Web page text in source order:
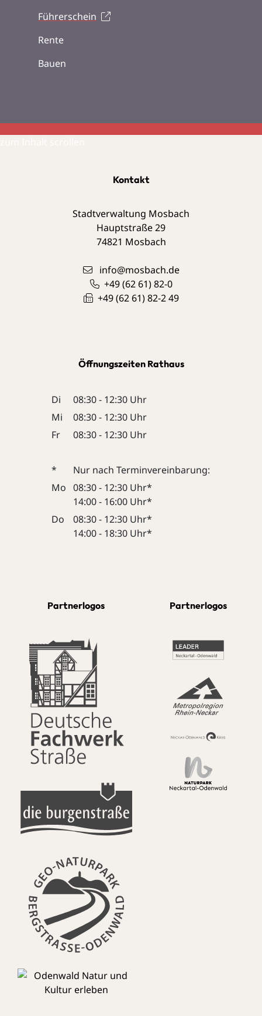
Führerschein
Rente
Bauen
Kontakt
Stadtverwaltung Mosbach
Hauptstraße 29
74821 Mosbach
info@mosbach.de
+49 (62 61) 82-0
+49 (62 61) 82-2 49
Öffnungszeiten Rathaus
Di
08:30 - 12:30 Uhr
Mi
08:30 - 12:30 Uhr
Fr
08:30 - 12:30 Uhr
*
Nur nach Terminvereinbarung:
Mo 08:30 - 12:30 Uhr*
14:00 - 16:00 Uhr*
Do
08:30 - 12:30 Uhr*
14:00 - 18:30 Uhr*
Partnerlogos Partnerlogos